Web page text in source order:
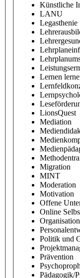
Künstliche
LANU
Legasthenie
Lernen
LionsQuest
Mediation
Migration
MINT
Moderation
Motivation
Offene
Online
Politik und
Prävention
Pädagogik/